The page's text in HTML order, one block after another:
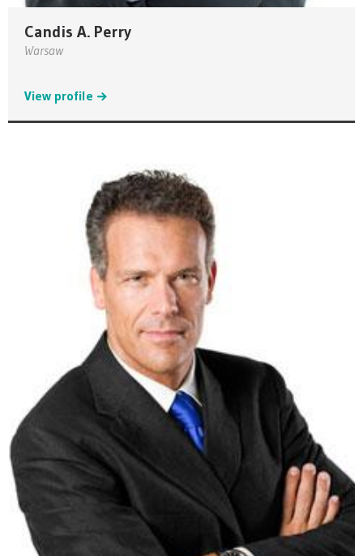
Candis A. Perry
Warsaw
View profile